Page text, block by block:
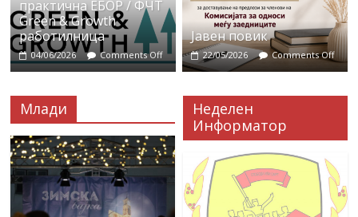
практична ЕБОР / ФЧТ
Green & Growth
работилница
04/06/2026 Comments Off
Јавен повик
22/05/2026 Comments Off
Млади
Неделен
Информатор